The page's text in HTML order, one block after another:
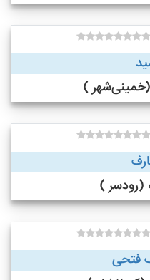
فتحی